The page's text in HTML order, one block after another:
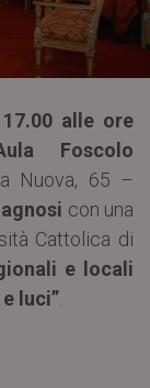
alle ore
Foscolo
Nuova, 65 –
con una
Cattolica di
e locali
luci”